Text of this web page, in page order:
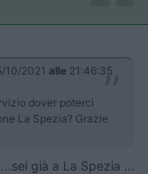
10/2021 alle 21:46:35
dover poterci
La Spezia? Grazie
già a La Spezia ...